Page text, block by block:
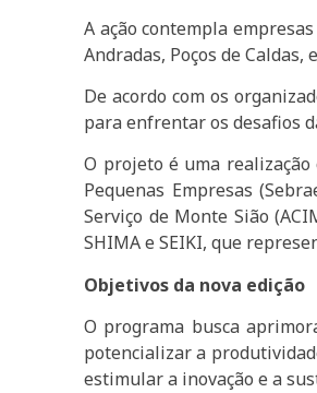
A ação contempla
Andradas, Poços de
De acordo com os
para enfrentar os desafios
O projeto é uma
Pequenas Empresas
Serviço de Monte Sião
SHIMA e SEIKI, que
Objetivos da nova edição
O programa busca
potencializar a
estimular a inovação e a